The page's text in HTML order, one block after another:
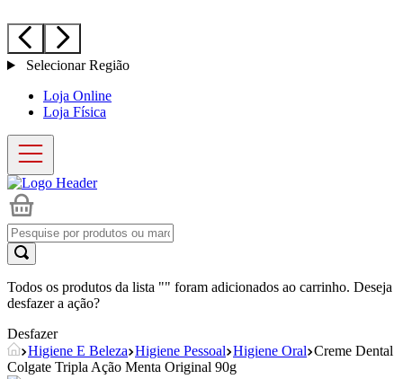
Selecionar Região
Loja Online
Loja Física
Todos os produtos da lista "" foram adicionados ao carrinho. Deseja
desfazer a ação?
Desfazer
Higiene E Beleza Higiene Pessoal Higiene Oral Creme Dental
Colgate Tripla Ação Menta Original 90g